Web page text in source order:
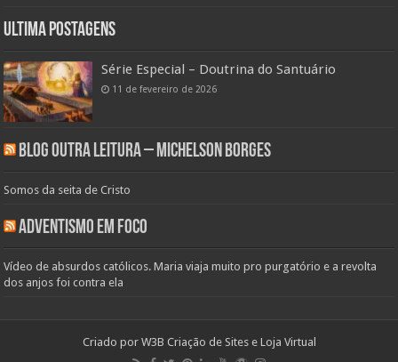
Ultima Postagens
Série Especial – Doutrina do Santuário
11 de fevereiro de 2026
Blog Outra Leitura – Michelson Borges
Somos da seita de Cristo
Adventismo em Foco
Vídeo de absurdos católicos. Maria viaja muito pro purgatório e a revolta
dos anjos foi contra ela
Criado por W3B Criação de Sites e Loja Virtual